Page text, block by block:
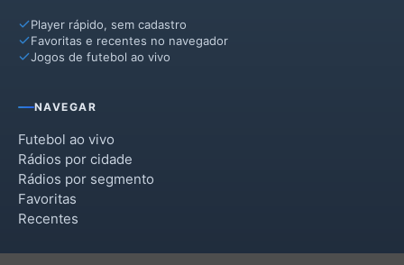
Player rápido, sem cadastro
Favoritas e recentes no navegador
Jogos de futebol ao vivo
NAVEGAR
Futebol ao vivo
Rádios por cidade
Rádios por segmento
Favoritas
Recentes